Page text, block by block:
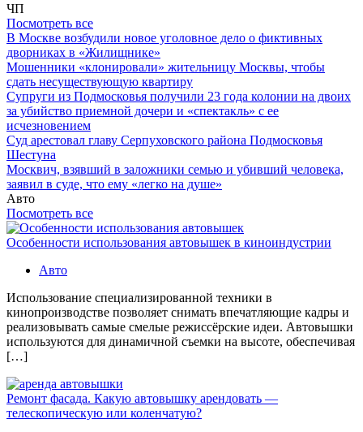
ЧП
Посмотреть все
В Москве возбудили новое уголовное дело о фиктивных
дворниках в «Жилищнике»
Мошенники «клонировали» жительницу Москвы, чтобы
сдать несуществующую квартиру
Супруги из Подмосковья получили 23 года колонии на двоих
за убийство приемной дочери и «спектакль» с ее
исчезновением
Суд арестовал главу Серпуховского района Подмосковья
Шестуна
Москвич, взявший в заложники семью и убивший человека,
заявил в суде, что ему «легко на душе»
Авто
Посмотреть все
Особенности использования автовышек в киноиндустрии
Авто
Использование специализированной техники в
кинопроизводстве позволяет снимать впечатляющие кадры и
реализовывать самые смелые режиссёрские идеи. Автовышки
используются для динамичной съемки на высоте, обеспечивая
[…]
Ремонт фасада. Какую автовышку арендовать —
телескопическую или коленчатую?